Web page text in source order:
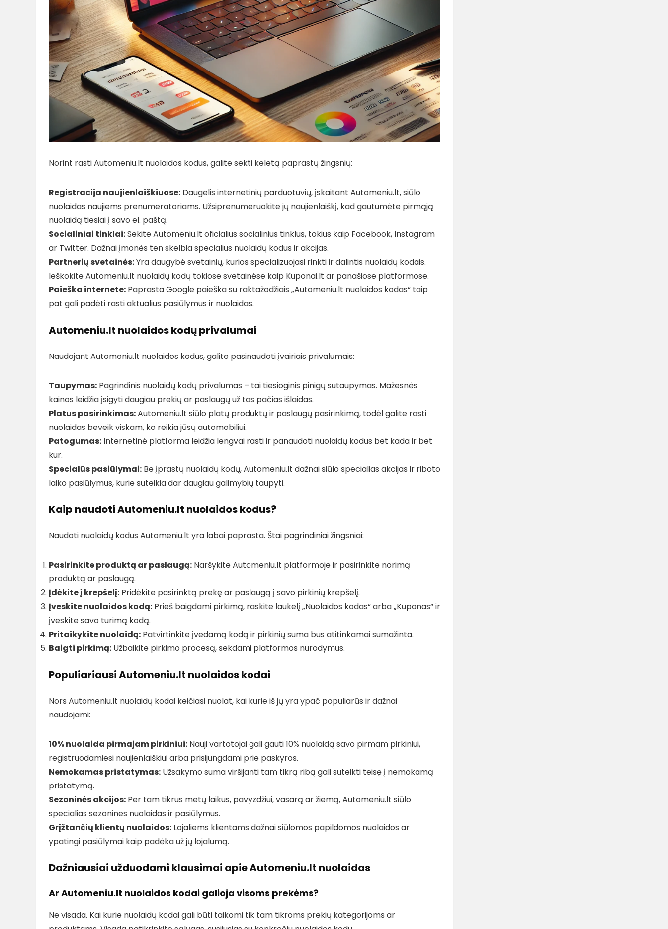
Norint rasti Automeniu.lt nuolaidos kodus, galite sekti keletą paprastų žingsnių:
Registracija naujienlaiškiuose: Daugelis internetinių parduotuvių, įskaitant Automeniu.lt, siūlo
nuolaidas naujiems prenumeratoriams. Užsiprenumeruokite jų naujienlaiškį, kad gautumėte pirmąją
nuolaidą tiesiai į savo el. paštą.
Socialiniai tinklai:Sekite Automeniu.lt oficialius socialinius tinklus, tokius kaip Facebook, Instagram
ar Twitter. Dažnai įmonės ten skelbia specialius nuolaidų kodus ir akcijas.
Partnerių svetainės:Yra daugybė svetainių, kurios specializuojasi rinkti ir dalintis nuolaidų kodais.
Ieškokite Automeniu.lt nuolaidų kodų tokiose svetainėse kaip Kuponai.lt ar panašiose platformose.
Paieška internete: Paprasta Google paieška su raktažodžiais „Automeniu.lt nuolaidos kodas“ taip
pat gali padėti rasti aktualius pasiūlymus ir nuolaidas.
Automeniu.lt nuolaidos kodų privalumai
Naudojant Automeniu.lt nuolaidos kodus, galite pasinaudoti įvairiais privalumais:
Taupymas: Pagrindinis nuolaidų kodų privalumas – tai tiesioginis pinigų sutaupymas. Mažesnės
kainos leidžia įsigyti daugiau prekių ar paslaugų už tas pačias išlaidas.
Platus pasirinkimas:Automeniu.lt siūlo platų produktų ir paslaugų pasirinkimą, todėl galite rasti
nuolaidas beveik viskam, ko reikia jūsų automobiliui.
Patogumas: Internetinė platforma leidžia lengvai rasti ir panaudoti nuolaidų kodus bet kada ir bet
kur.
Specialūs pasiūlymai: Be įprastų nuolaidų kodų, Automeniu.lt dažnai siūlo specialias akcijas ir riboto
laiko pasiūlymus, kurie suteikia dar daugiau galimybių taupyti.
Kaip naudoti Automeniu.lt nuolaidos kodus?
Naudoti nuolaidų kodus Automeniu.lt yra labai paprasta. Štai pagrindiniai žingsniai:
Pasirinkite produktą ar paslaugą: Naršykite Automeniu.lt platformoje ir pasirinkite norimą
produktą ar paslaugą.
Įdėkite į krepšelį: Pridėkite pasirinktą prekę ar paslaugą į savo pirkinių krepšelį.
Įveskite nuolaidos kodą: Prieš baigdami pirkimą, raskite laukelį „Nuolaidos kodas“ arba „Kuponas“ ir
įveskite savo turimą kodą.
Pritaikykite nuolaidą: Patvirtinkite įvedamą kodą ir pirkinių suma bus atitinkamai sumažinta.
Baigti pirkimą: Užbaikite pirkimo procesą, sekdami platformos nurodymus.
Populiariausi Automeniu.lt nuolaidos kodai
Nors Automeniu.lt nuolaidų kodai keičiasi nuolat, kai kurie iš jų yra ypač populiarūs ir dažnai
naudojami:
10% nuolaida pirmajam pirkiniui: Nauji vartotojai gali gauti 10% nuolaidą savo pirmam pirkiniui,
registruodamiesi naujienlaiškiui arba prisijungdami prie paskyros.
Nemokamas pristatymas: Užsakymo suma viršijanti tam tikrą ribą gali suteikti teisę į nemokamą
pristatymą.
Sezoninės akcijos: Per tam tikrus metų laikus, pavyzdžiui, vasarą ar žiemą, Automeniu.lt siūlo
specialias sezonines nuolaidas ir pasiūlymus.
Grįžtančių klientų nuolaidos: Lojaliems klientams dažnai siūlomos papildomos nuolaidos ar
ypatingi pasiūlymai kaip padėka už jų lojalumą.
Dažniausiai užduodami klausimai apie Automeniu.lt nuolaidas
Ar Automeniu.lt nuolaidos kodai galioja visoms prekėms?
Ne visada. Kai kurie nuolaidų kodai gali būti taikomi tik tam tikroms prekių kategorijoms ar